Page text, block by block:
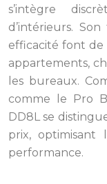
s’intègre
d’intérieurs.
efficacité font de
appartements,
les bureaux.
comme le Pro
DD8L se
prix, optimisant
performance.